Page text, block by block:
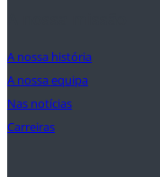
A nossa história
A nossa equipa
Nas notícias
Carreiras